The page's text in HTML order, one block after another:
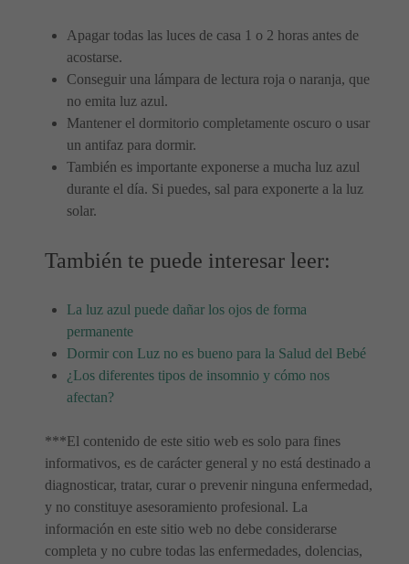
Apagar todas las luces de casa 1 o 2 horas antes de
acostarse.
Conseguir una lámpara de lectura roja o naranja, que
no emita luz azul.
Mantener el dormitorio completamente oscuro o usar
un antifaz para dormir.
También es importante exponerse a mucha luz azul
durante el día. Si puedes, sal para exponerte a la luz
solar.
También te puede interesar leer:
La luz azul puede dañar los ojos de forma
permanente
Dormir con Luz no es bueno para la Salud del Bebé
¿Los diferentes tipos de insomnio y cómo nos
afectan?
***El contenido de este sitio web es solo para fines
informativos, es de carácter general y no está destinado a
diagnosticar, tratar, curar o prevenir ninguna enfermedad,
y no constituye asesoramiento profesional. La
información en este sitio web no debe considerarse
completa y no cubre todas las enfermedades, dolencias,